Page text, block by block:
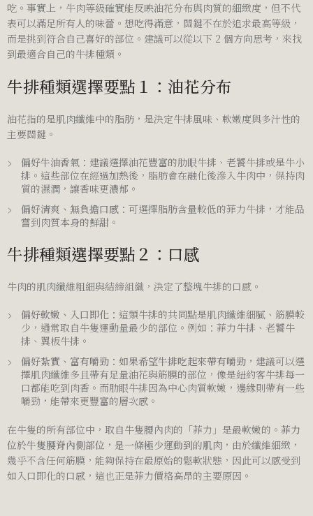
吃。事實上，牛肉等級確實能反映油花分布與肉質的細緻度，但不代
表可以滿足所有人的味蕾。想吃得滿意，關鍵不在於追求最高等級，
而是挑到符合自己喜好的部位。建議可以從以下 2 個方向思考，來找
到最適合自己的牛排種類。
牛排種類選擇要點１：油花分布
油花指的是肌肉纖維中的脂肪，是決定牛排風味、軟嫩度與多汁性的
主要關鍵。
偏好牛油香氣： 建議選擇油花豐富的肋眼牛排、老饕牛排或是牛小
排。這些部位在經過加熱後，脂肪會在融化後滲入牛肉中，保持肉
質的濕潤，讓香味更濃郁。
偏好清爽、無負擔口感： 可選擇脂肪含量較低的菲力牛排，才能品
嘗到肉質本身的鮮甜。
牛排種類選擇要點２：口感
牛肉的肌肉纖維粗細與結締組織，決定了整塊牛排的口感。
偏好軟嫩、入口即化： 這類牛排的共同點是肌肉纖維細膩、筋膜較
少，通常取自牛隻運動量最少的部位。例如：菲力牛排、老饕牛
排、翼板牛排。
偏好紮實、富有嚼勁：如果希望牛排吃起來帶有嚼勁， 建議可以選
擇肌肉纖維多且帶有足量油花與筋膜的部位，像是紐約客牛排每一
口都能吃到肉香。而肋眼牛排因為中心肉質軟嫩，邊緣則帶有一些
嚼勁，能帶來更豐富的層次感。
在牛隻的所有部位中，取自牛隻腰內肉的「菲力」是最軟嫩的。 菲力
位於牛隻腰脊內側部位，是一條極少運動到的肌肉 ，由於纖維細緻，
幾乎不含任何筋膜，能夠保持在最原始的鬆軟狀態，因此可以感受到
如入口即化的口感，這也正是菲力價格高昂的主要原因。